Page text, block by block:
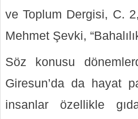
ve Toplum Dergisi, C.
Mehmet Şevki,
Söz konusu
Giresun’da da hayat
insanlar özellikle